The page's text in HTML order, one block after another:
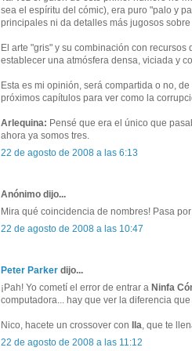
sea el espíritu del cómic), era puro "palo y
principales ni da detalles más jugosos
El arte "gris" y su combinación con
establecer una atmósfera densa, viciada y
Esta es mi opinión, será compartida o no,
próximos capítulos para ver como la
Arlequina: Pensé que era el único que
ahora ya somos tres.
22 de agosto de 2008 a las 6:13
Anónimo dijo...
Mira qué coincidencia de nombres! Pasa
22 de agosto de 2008 a las 10:47
Peter Parker dijo...
¡Pah! Yo cometí el error de entrar a Ninfa
computadora... hay que ver la diferencia
Nico, hacete un crossover con Ila, que te
22 de agosto de 2008 a las 11:12